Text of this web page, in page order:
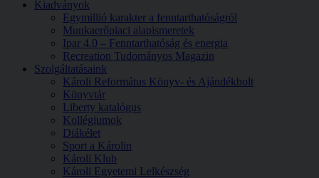
Kiadványok
Egymillió karakter a fenntarthatóságról
Munkaerőpiaci alapismeretek
Ipar 4.0 – Fenntarthatóság és energia
Recreation Tudományos Magazin
Szolgáltatásaink
Károli Református Könyv- és Ajándékbolt
Könyvtár
Liberty katalógus
Kollégiumok
Diákélet
Sport a Károlin
Károli Klub
Károli Egyetemi Lelkészség